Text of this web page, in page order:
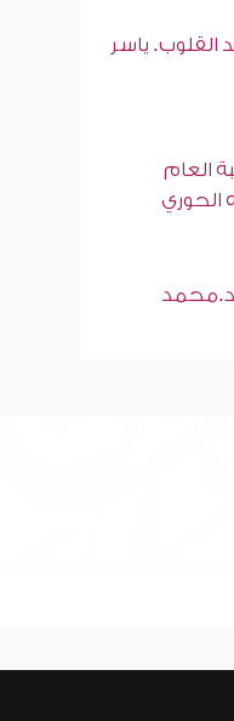
القلوب. ياسر
العام
الحوري
- د.محمد